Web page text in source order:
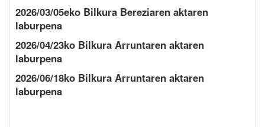
2026/03/05eko Bilkura Bereziaren aktaren
laburpena
2026/04/23ko Bilkura Arruntaren aktaren
laburpena
2026/06/18ko Bilkura Arruntaren aktaren
laburpena